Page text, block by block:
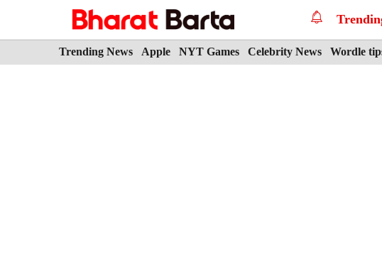
Trending News Apple NYT Games Celebrity News Wordle